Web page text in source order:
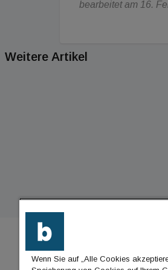
bearbeitet am 16.
Weitere Artikel
Wenn Sie auf „Alle Cookies